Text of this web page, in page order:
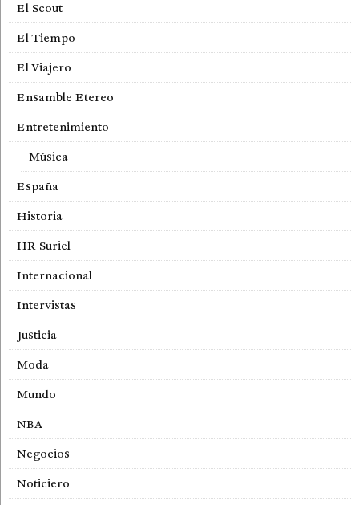
El Scout
El Tiempo
El Viajero
Ensamble Etereo
Entretenimiento
Música
España
Historia
HR Suriel
Internacional
Intervistas
Justicia
Moda
Mundo
NBA
Negocios
Noticiero